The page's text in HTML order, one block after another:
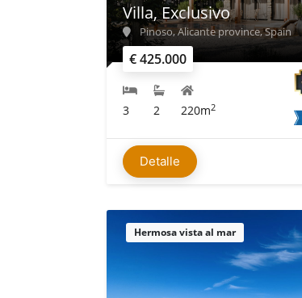
€ 425.000
Villa, Exclusivo
Pinoso, Alicante province, Spain
3 2 220m2
Detalle
Hermosa vista al mar